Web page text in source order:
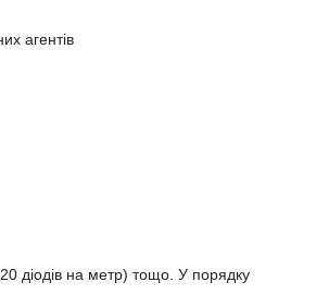
агентів
діодів на метр) тощо. У порядку